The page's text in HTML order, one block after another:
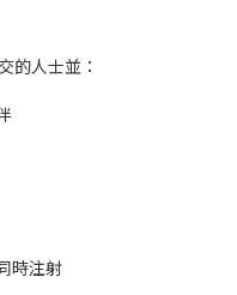
的人士並：
時注射